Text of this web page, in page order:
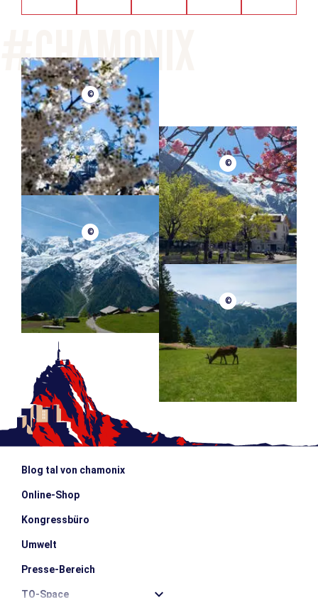
©
©
©
©
Blog tal von chamonix
Online-Shop
Kongressbüro
Umwelt
Presse-Bereich
TO-Space